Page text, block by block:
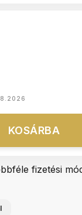
KOSÁRBA
fizetési